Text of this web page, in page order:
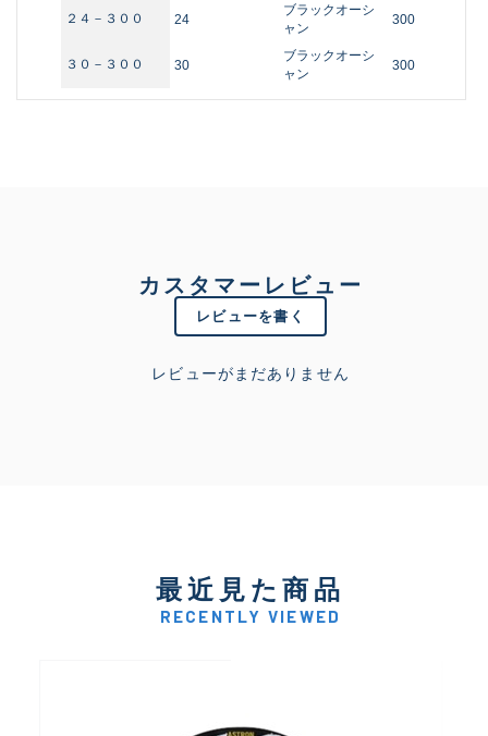
２４－３００ 24
ブラックオーシ
ャン
300
３０－３００ 30
ブラックオーシ
ャン
300
カスタマーレビュー
レビューを書く
レビューがまだありません
最近見た商品
RECENTLY VIEWED